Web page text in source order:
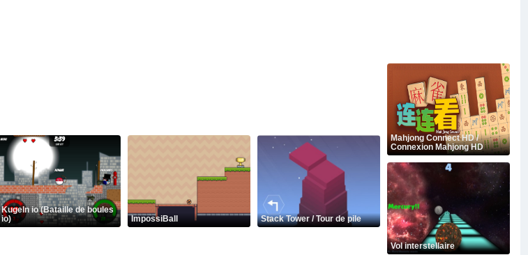
Kugeln io (Bataille de boules
io)
ImpossiBall Stack Tower / Tour de pile
Mahjong Connect HD /
Connexion Mahjong HD
Vol interstellaire